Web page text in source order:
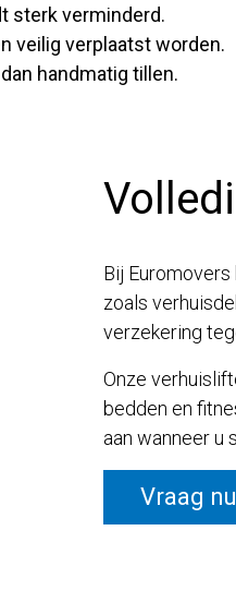
sterk verminderd.
veilig verplaatst worden.
handmatig tillen.
Bij
zoals
verzekering
Onze
bedden en
aan wanneer u
Vraag